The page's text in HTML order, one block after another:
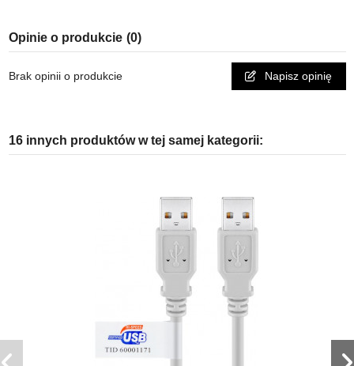
Opinie o produkcie (0)
Brak opinii o produkcie Napisz opinię
16 innych produktów w tej samej kategorii: